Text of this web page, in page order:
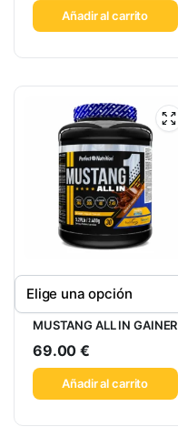
Añadir al carrito
MUSTANG ALL IN GAINER
69.00€
Añadir al carrito